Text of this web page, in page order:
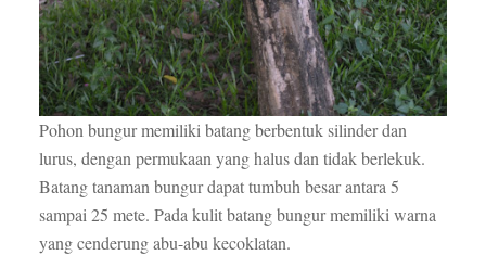
Pohon bungur memiliki batang berbentuk silinder dan
lurus, dengan permukaan yang halus dan tidak berlekuk.
Batang tanaman bungur dapat tumbuh besar antara 5
sampai 25 mete. Pada kulit batang bungur memiliki warna
yang cenderung abu-abu kecoklatan.